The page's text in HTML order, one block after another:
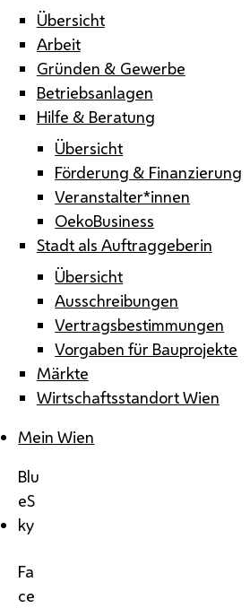
Übersicht
Arbeit
Gründen & Gewerbe
Betriebsanlagen
Hilfe & Beratung
Übersicht
Förderung & Finanzierung
Veranstalter*innen
OekoBusiness
Stadt als Auftraggeberin
Übersicht
Ausschreibungen
Vertragsbestimmungen
Vorgaben für Bauprojekte
Märkte
Wirtschaftsstandort Wien
Mein Wien
Blu
eS
ky
Fa
ce